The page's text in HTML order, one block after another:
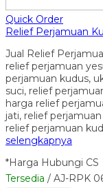
Quick Order
Relief Perjamuan
Jual Relief
relief perjamuan
perjamuan kudus,
suci, relief
harga relief
jati, relief
relief perjamuan
selengkapnya
*Harga Hubungi CS
Tersedia / AJ-RPK